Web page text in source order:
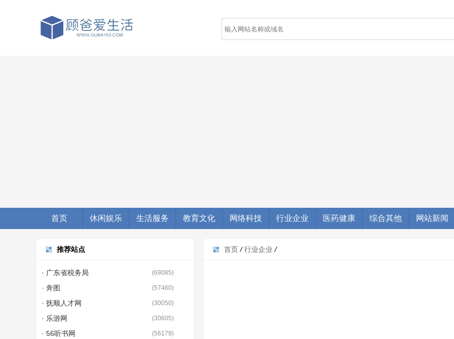
首页 休闲娱乐 生活服务 教育文化 网络科技 行业企业 医药健康 综合其他 网站新闻
首页 / 行业企业 /
推荐站点
· 广东省税务局 (69085)
· 奔图 (57460)
· 抚顺人才网 (30050)
· 乐游网 (30605)
· 56听书网 (56179)